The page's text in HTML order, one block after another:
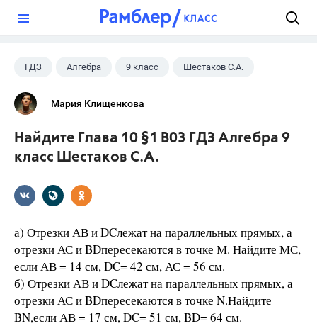
ГДЗ Алгебра 9 класс Шестаков С.А.
Мария Клищенкова
Найдите Глава 10 §1 B03 ГДЗ Алгебра 9
класс Шестаков С.А.
а) Отрезки АВ и DCлежат на параллельных прямых, а
отрезки АС и BDпересекаются в точке М. Найдите МС,
если АВ = 14 см, DC= 42 см, АС = 56 см.
б) Отрезки АВ и DCлежат на параллельных прямых, а
отрезки АС и BDпересекаются в точке N.Найдите
BN,если АВ = 17 см, DC= 51 см, BD= 64 см.